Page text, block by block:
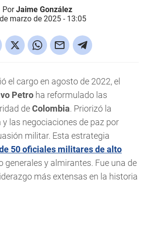
PorJaime González
marzo de 2025 - 13:05
el cargo en agosto de 2022, el
Petro ha reformulado las
deColombia. Priorizó la
las negociaciones de paz por
militar. Esta estrategia
50 oficiales militares de alto
generales y almirantes. Fue una de
más extensas en la historia